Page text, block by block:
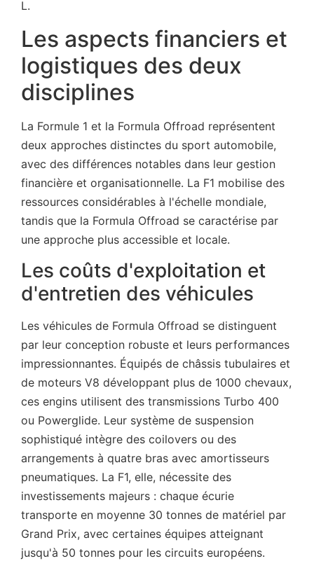
L.
Les aspects financiers et
logistiques des deux
disciplines
La Formule 1 et la Formula Offroad représentent
deux approches distinctes du sport automobile,
avec des différences notables dans leur gestion
financière et organisationnelle. La F1 mobilise des
ressources considérables à l'échelle mondiale,
tandis que la Formula Offroad se caractérise par
une approche plus accessible et locale.
Les coûts d'exploitation et
d'entretien des véhicules
Les véhicules de Formula Offroad se distinguent
par leur conception robuste et leurs performances
impressionnantes. Équipés de châssis tubulaires et
de moteurs V8 développant plus de 1000 chevaux,
ces engins utilisent des transmissions Turbo 400
ou Powerglide. Leur système de suspension
sophistiqué intègre des coilovers ou des
arrangements à quatre bras avec amortisseurs
pneumatiques. La F1, elle, nécessite des
investissements majeurs : chaque écurie
transporte en moyenne 30 tonnes de matériel par
Grand Prix, avec certaines équipes atteignant
jusqu'à 50 tonnes pour les circuits européens.